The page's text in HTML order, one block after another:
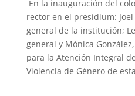
En la inauguración del
rector en el presídium:
general de la institución;
general y Mónica
para la Atención Integral
Violencia de Género de